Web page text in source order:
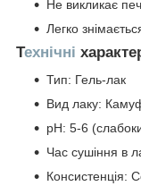
Не викликає
Легко
Технічні
Тип: Гель-лак
Вид лаку:
pH: 5-6
Час сушіння в
Консистенція: